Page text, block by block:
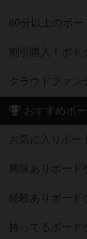
60分以上のボー
割引購入！ボド
クラウドファン
おすすめボ
お気に入りボー
興味ありボード
経験ありボード
持ってるボード